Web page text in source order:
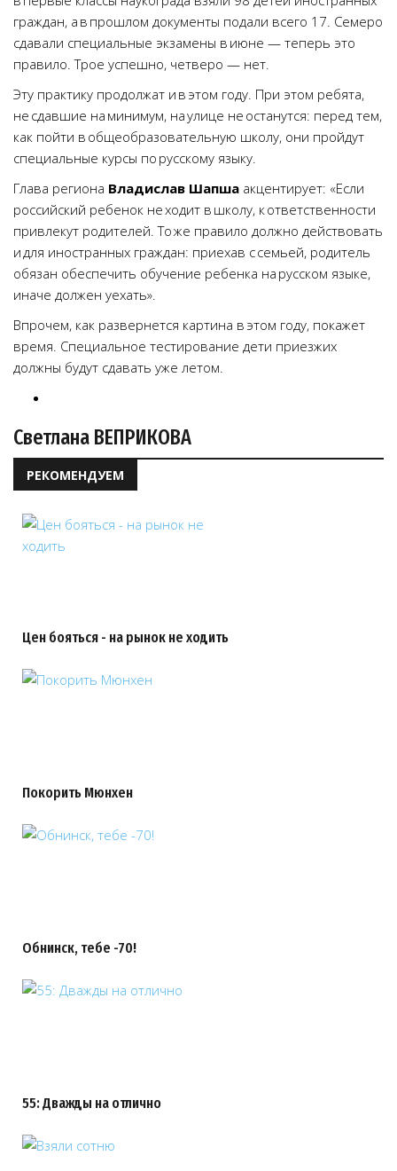
граждан, а в прошлом документы подали всего 17. Семеро
сдавали специальные экзамены в июне — теперь это
правило. Трое успешно, четверо — нет.
Эту практику продолжат и в этом году. При этом ребята,
не сдавшие на минимум, на улице не останутся: перед тем,
как пойти в общеобразовательную школу, они пройдут
специальные курсы по русскому языку.
Глава региона Владислав Шапша акцентирует: «Если
российский ребенок не ходит в школу, к ответственности
привлекут родителей. То же правило должно действовать
и для иностранных граждан: приехав с семьей, родитель
обязан обеспечить обучение ребенка на русском языке,
иначе должен уехать».
Впрочем, как развернется картина в этом году, покажет
время. Специальное тестирование дети приезжих
должны будут сдавать уже летом.
Светлана ВЕПРИКОВА
РЕКОМЕНДУЕМ
Цен бояться - на рынок не ходить
Покорить Мюнхен
Обнинск, тебе -70!
55: Дважды на отлично